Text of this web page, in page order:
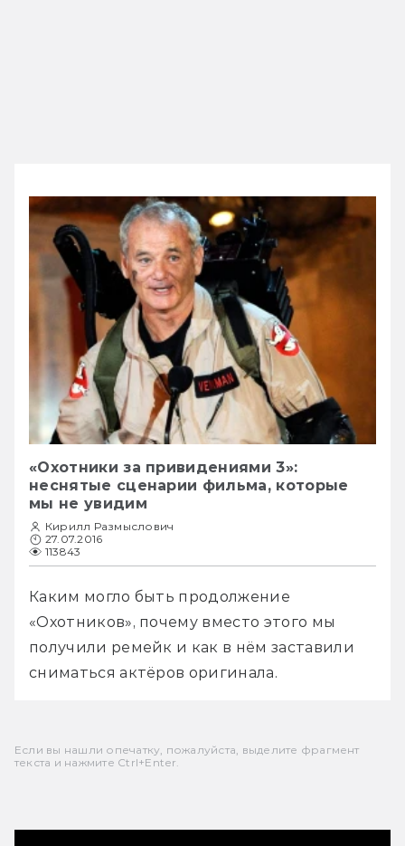
«Охотники за привидениями 3»:
неснятые сценарии фильма, которые
мы не увидим
Кирилл Размыслович
27.07.2016
113843
Каким могло быть продолжение
«Охотников», почему вместо этого мы
получили ремейк и как в нём заставили
сниматься актёров оригинала.
Если вы нашли опечатку, пожалуйста, выделите фрагмент
текста и нажмите Ctrl+Enter.